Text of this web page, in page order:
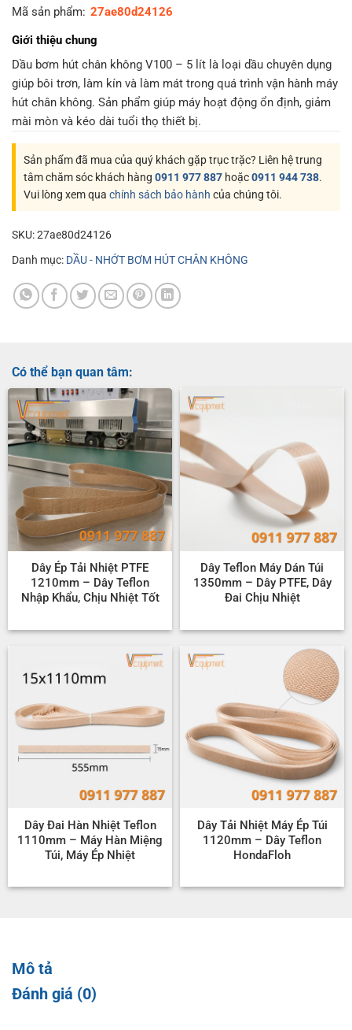
Mã sản phẩm: 27ae80d24126
Giới thiệu chung
Dầu bơm hút chân không V100 – 5 lít là loại dầu chuyên dụng
giúp bôi trơn, làm kín và làm mát trong quá trình vận hành máy
hút chân không. Sản phẩm giúp máy hoạt động ổn định, giảm
mài mòn và kéo dài tuổi thọ thiết bị.
Sản phẩm đã mua của quý khách gặp trục trặc? Liên hệ trung
tâm chăm sóc khách hàng 0911 977 887 hoặc0911 944 738.
Vui lòng xem qua chính sách bảo hành của chúng tôi.
SKU:27ae80d24126
Danh mục: DẦU - NHỚT BƠM HÚT CHÂN KHÔNG
Có thể bạn quan tâm:
Dây Ép Tải Nhiệt PTFE
1210mm – Dây Teflon
Nhập Khẩu, Chịu Nhiệt Tốt
Dây Teflon Máy Dán Túi
1350mm – Dây PTFE, Dây
Đai Chịu Nhiệt
Dây Đai Hàn Nhiệt Teflon
1110mm – Máy Hàn Miệng
Túi, Máy Ép Nhiệt
Dây Tải Nhiệt Máy Ép Túi
1120mm – Dây Teflon
HondaFloh
Mô tả
Đánh giá (0)